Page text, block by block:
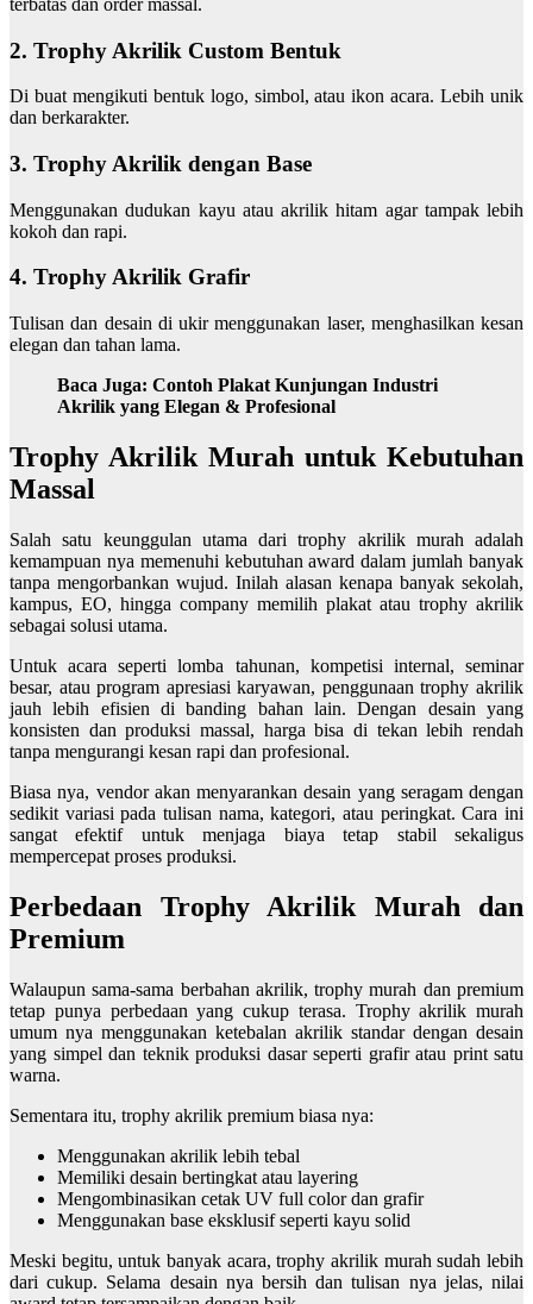
2. Trophy Akrilik Custom Bentuk
Di buat mengikuti bentuk logo, simbol, atau ikon acara. Lebih unik
dan berkarakter.
3. Trophy Akrilik dengan Base
Menggunakan dudukan kayu atau akrilik hitam agar tampak lebih
kokoh dan rapi.
4. Trophy Akrilik Grafir
Tulisan dan desain di ukir menggunakan laser, menghasilkan kesan
elegan dan tahan lama.
Baca Juga: Contoh Plakat Kunjungan Industri
Akrilik yang Elegan & Profesional
Trophy Akrilik Murah untuk Kebutuhan
Massal
Salah satu keunggulan utama dari trophy akrilik murah adalah
kemampuan nya memenuhi kebutuhan award dalam jumlah banyak
tanpa mengorbankan wujud. Inilah alasan kenapa banyak sekolah,
kampus, EO, hingga company memilih plakat atau trophy akrilik
sebagai solusi utama.
Untuk acara seperti lomba tahunan, kompetisi internal, seminar
besar, atau program apresiasi karyawan, penggunaan trophy akrilik
jauh lebih efisien di banding bahan lain. Dengan desain yang
konsisten dan produksi massal, harga bisa di tekan lebih rendah
tanpa mengurangi kesan rapi dan profesional.
Biasa nya, vendor akan menyarankan desain yang seragam dengan
sedikit variasi pada tulisan nama, kategori, atau peringkat. Cara ini
sangat efektif untuk menjaga biaya tetap stabil sekaligus
mempercepat proses produksi.
Perbedaan Trophy Akrilik Murah dan
Premium
Walaupun sama-sama berbahan akrilik, trophy murah dan premium
tetap punya perbedaan yang cukup terasa. Trophy akrilik murah
umum nya menggunakan ketebalan akrilik standar dengan desain
yang simpel dan teknik produksi dasar seperti grafir atau print satu
warna.
Sementara itu, trophy akrilik premium biasa nya:
Menggunakan akrilik lebih tebal
Memiliki desain bertingkat atau layering
Mengombinasikan cetak UV full color dan grafir
Menggunakan base eksklusif seperti kayu solid
Meski begitu, untuk banyak acara, trophy akrilik murah sudah lebih
dari cukup. Selama desain nya bersih dan tulisan nya jelas, nilai